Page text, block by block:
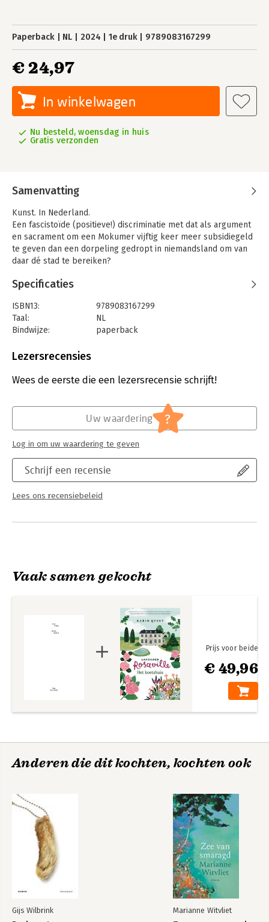
Paperback NL 2024 1e druk 9789083167299
€ 24,97
In winkelwagen
Nu besteld, woensdag in huis
Gratis verzonden
Samenvatting
Kunst. In Nederland.
Een fascistoïde (positieve!) discriminatie met dat als argument
en sacrament om een Mokumer vijftig keer meer subsidiegeld
te geven dan een dorpeling gedropt in niemandsland om van
daar dé stad te bereiken?
Specificaties
ISBN13:
9789083167299
Taal:
NL
Bindwijze:
paperback
Uitgever:
Verschijningsdatum:
13-8-2024
Literatuur en romans
boek.-’n Blog, deel II
Lezersrecensies
Wees de eerste die een lezersrecensie schrijft!
Schrijf een recensie
Lees ons recensiebeleid
Uw waardering ?
Log in om uw waardering te geven
Vaak samen gekocht
€ 49,96
Prijs voor beide
Anderen die dit kochten, kochten ook
Gijs Wilbrink Marianne Witvliet